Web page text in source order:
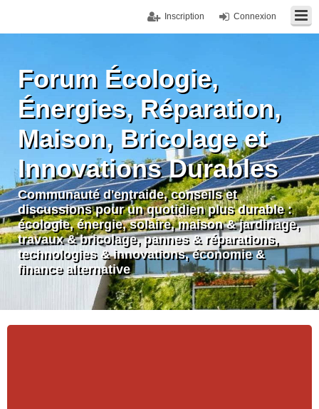
Connexion
Inscription
Forum Écologie,
Énergies, Réparation,
Maison, Bricolage et
Innovations Durables
Communauté d'entraide, conseils et
discussions pour un quotidien plus durable :
écologie, énergie, solaire, maison & jardinage,
travaux & bricolage, pannes & réparations,
technologies & innovations, économie &
finance alternative